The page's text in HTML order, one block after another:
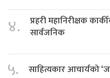
४.
प्रहरी महानिरीक्षक
सार्वजनिक
५. साहित्यकार आचार्यको